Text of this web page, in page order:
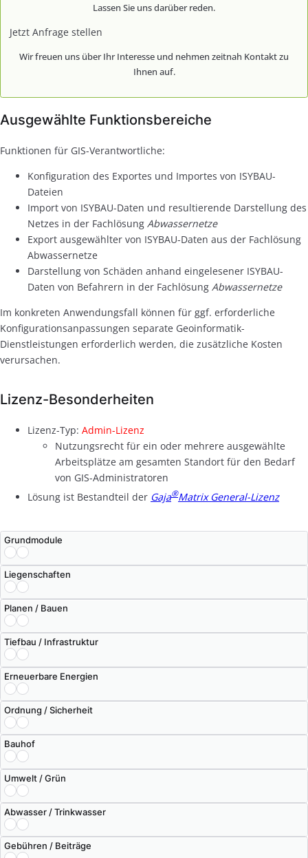
Lassen Sie uns darüber reden.
Jetzt Anfrage stellen
Wir freuen uns über Ihr Interesse und nehmen zeitnah Kontakt zu
Ihnen auf.
Ausgewählte Funktionsbereiche
Funktionen für GIS-Verantwortliche:
Konfiguration des Exportes und Importes von ISYBAU-
Dateien
Import von ISYBAU-Daten und resultierende Darstellung des
Netzes in der Fachlösung Abwassernetze
Export ausgewählter von ISYBAU-Daten aus der Fachlösung
Abwassernetze
Darstellung von Schäden anhand eingelesener ISYBAU-
Daten von Befahrern in der Fachlösung Abwassernetze
Im konkreten Anwendungsfall können für ggf. erforderliche
Konfigurationsanpassungen separate Geoinformatik-
Dienstleistungen erforderlich werden, die zusätzliche Kosten
verursachen.
Lizenz-Besonderheiten
Lizenz-Typ: Admin-Lizenz
Nutzungsrecht für ein oder mehrere ausgewählte
Arbeitsplätze am gesamten Standort für den Bedarf
von GIS-Administratoren
Lösung ist Bestandteil der Gaja®Matrix General-Lizenz
Grundmodule
Liegenschaften
Planen / Bauen
Tiefbau / Infrastruktur
Erneuerbare Energien
Ordnung / Sicherheit
Bauhof
Umwelt / Grün
Abwasser / Trinkwasser
Gebühren / Beiträge